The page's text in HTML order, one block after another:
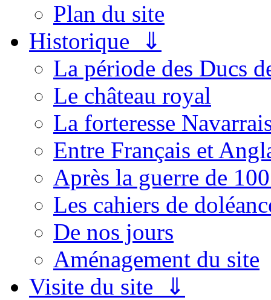
Plan du site
Historique ⇓
La période des Ducs
Le château royal
La forteresse
Entre Français et
Après la guerre de
Les cahiers de
De nos jours
Aménagement du site
Visite du site ⇓